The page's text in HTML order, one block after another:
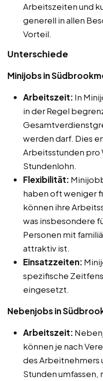
Arbeitszeiten und
generell in allen
Vorteil.
Unterschiede
Minijobs in
Arbeitszeit: In
in der Regel
werden darf. Dies
Arbeitsstunden pro
Stundenlohn.
Flexibilität:
haben oft weniger
können ihre
was insbesondere
Personen mit
attraktiv ist.
Einsatzzeiten:
spezifische
eingesetzt.
Nebenjobs in
Arbeitszeit:
können je nach
des Arbeitnehmers
Stunden umfassen,